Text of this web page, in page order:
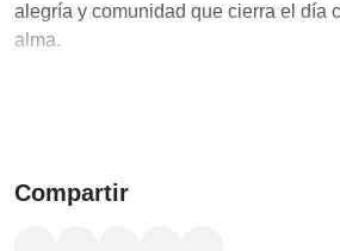
alegría y comunidad que cierra el día
alma.
Compartir